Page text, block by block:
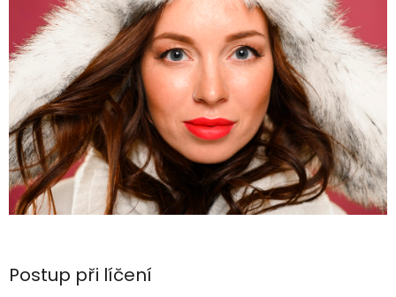
Postup při líčení